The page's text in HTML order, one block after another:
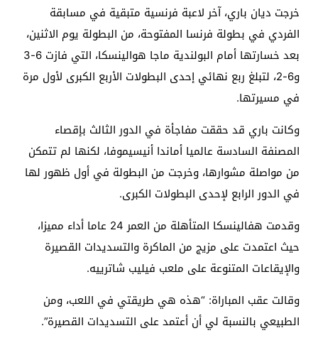
خرجت ديان باري، آخر لاعبة فرنسية متبقية في مسابقة
الفردي في بطولة فرنسا المفتوحة، من البطولة يوم الاثنين،
بعد خسارتها أمام البولندية ماجا هوالينسكا، التي فازت 6-3
و6-2، لتبلغ ربع نهائي إحدى البطولات الأربع الكبرى لأول مرة
في مسيرتها.
وكانت باري قد حققت مفاجأة في الدور الثالث بإقصاء
المصنفة السادسة عالميا أماندا أنيسيموفا، لكنها لم تتمكن
من مواصلة مشوارها، وخرجت من البطولة في أول ظهور لها
في الدور الرابع لإحدى البطولات الكبرى.
وقدمت هفالينسكا المتأهلة من العمر 24 عاما أداء مميزا،
حيث اعتمدت على مزيج من الماكرة والتسديدات القصيرة
والإيقاعات المتنوعة على ملعب فيليب شاترييه.
وقالت عقب المباراة: “هذه هي طريقتي في اللعب، ومن
الطبيعي بالنسبة لي أن أعتمد على التسديدات القصيرة”.